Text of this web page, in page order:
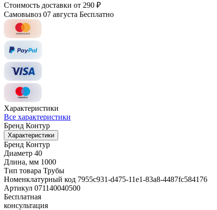
Стоимость доставки от 290 ₽
Самовывоз 07 августа Бесплатно
Характеристики
Все характеристики
Бренд Контур
Характеристики
Бренд Контур
Диаметр 40
Длина, мм 1000
Тип товара Трубы
Номенклатурный код 7955c931-d475-11e1-83a8-4487fc584176
Артикул 071140040500
Бесплатная
консультация